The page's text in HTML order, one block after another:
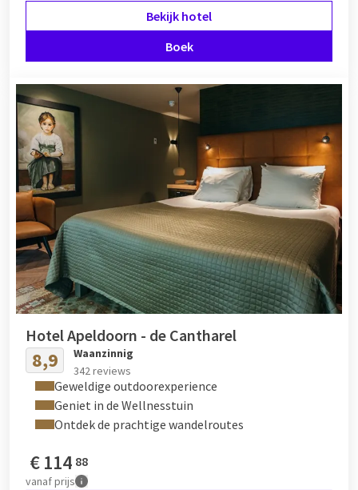
Bekijk hotel
Boek
Hotel Apeldoorn - de Cantharel
8,9
Waanzinnig
342 reviews
Geweldige outdoorexperience
Geniet in de Wellnesstuin
Ontdek de prachtige wandelroutes
€114 88
vanafprijs